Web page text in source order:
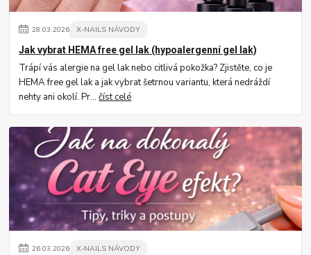
28.03.2026 X-NAILS NÁVODY
Jak vybrat HEMA free gel lak (hypoalergenní gel lak)
Trápí vás alergie na gel lak nebo citlivá pokožka? Zjistěte, co je
HEMA free gel lak a jak vybrat šetrnou variantu, která nedráždí
nehty ani okolí. Pr...číst celé
26.03.2026 X-NAILS NÁVODY